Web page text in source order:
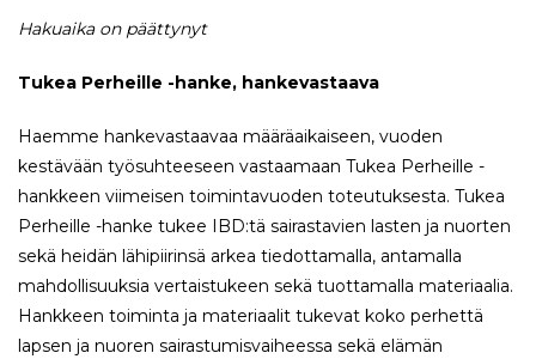
Hakuaika on päättynyt
Tukea Perheille -hanke, hankevastaava
Haemme hankevastaavaa määräaikaiseen, vuoden
kestävään työsuhteeseen vastaamaan Tukea Perheille -
hankkeen viimeisen toimintavuoden toteutuksesta. Tukea
Perheille -hanke tukee IBD:tä sairastavien lasten ja nuorten
sekä heidän lähipiirinsä arkea tiedottamalla, antamalla
mahdollisuuksia vertaistukeen sekä tuottamalla materiaalia.
Hankkeen toiminta ja materiaalit tukevat koko perhettä
lapsen ja nuoren sairastumisvaiheessa sekä elämän